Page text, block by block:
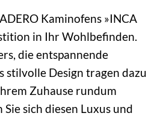
Kaminofens »INCA
in Ihr Wohlbefinden.
die entspannende
stilvolle Design tragen dazu
Zuhause rundum
sich diesen Luxus und